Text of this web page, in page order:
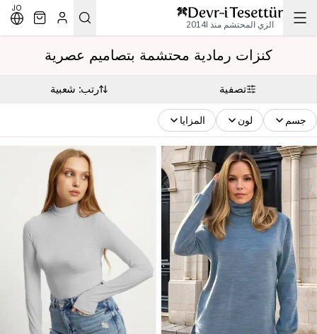
الزي المحتشم منذ 2014l
JO
كنزات رمادية محتشمة بتصاميم عصرية
تصفية رتب: شعبية
جسم لون المزايا